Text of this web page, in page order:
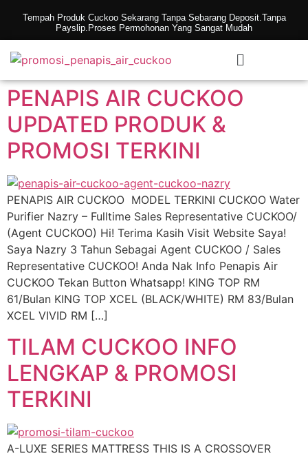
Tempah Produk Cuckoo Sekarang Tanpa Sebarang Deposit.Tanpa
Payslip.Proses Permohonan Yang Sangat Mudah
PENAPIS AIR CUCKOO
UPDATED PRODUK &
PROMOSI TERKINI
PENAPIS AIR CUCKOO MODEL TERKINI CUCKOO Water
Purifier Nazry – Fulltime Sales Representative CUCKOO/
(Agent CUCKOO) Hi! Terima Kasih Visit Website Saya!
Saya Nazry 3 Tahun Sebagai Agent CUCKOO / Sales
Representative CUCKOO! Anda Nak Info Penapis Air
CUCKOO Tekan Button Whatsapp! KING TOP RM
61/Bulan KING TOP XCEL (BLACK/WHITE) RM 83/Bulan
XCEL VIVID RM […]
TILAM CUCKOO INFO
LENGKAP & PROMOSI
TERKINI
A-LUXE SERIES MATTRESS THIS IS A CROSSOVER